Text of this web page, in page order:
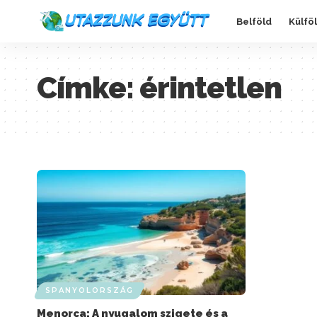
Belföld
Címke: érintetlen
SPANYOLORSZÁG
Menorca: A nyugalom szigete és a